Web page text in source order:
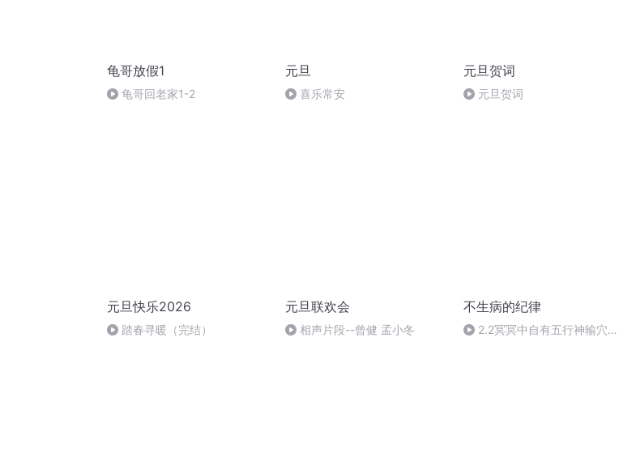
龟哥放假1
龟哥回老家1-2
元旦
喜乐常安
元旦贺词
元旦贺词
元旦快乐2026
踏春寻暖（完结）
元旦联欢会
相声片段--曾健 孟小冬
不生病的纪律
2.2冥冥中自有五行神输穴在